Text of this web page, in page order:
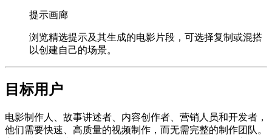
提示画廊
浏览精选提示及其生成的电影片段，可选择复制或混搭
以创建自己的场景。
目标用户
电影制作人、故事讲述者、内容创作者、营销人员和开发者，
他们需要快速、高质量的视频制作，而无需完整的制作团队。